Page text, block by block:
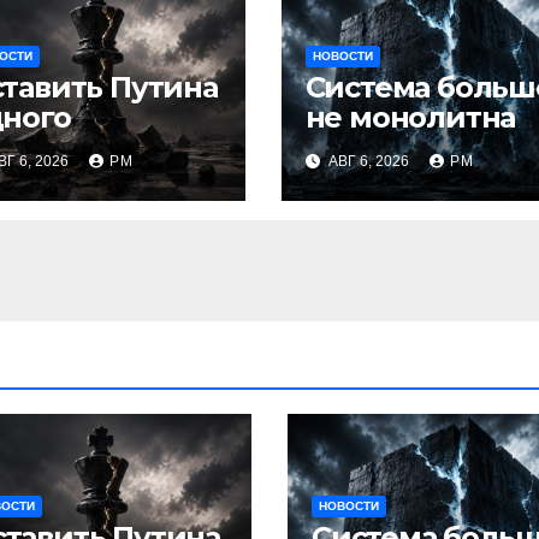
Путина
6, 2026 РМ
НОВОСТИ
Система
не монолитна
АВГ 6, 2026 РМ
НОВОСТИ